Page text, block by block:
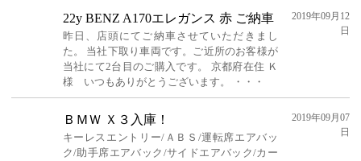
22y BENZ A170エレガンス 赤 ご納車
昨日、店頭にてご納車させていただきまし
た。 当社下取り車両です。ご近所のお客様が
当社にて2台目のご購入です。 京都府在住 Ｋ
様 いつもありがとうございます。 ・・・
2019年09月12
日
ＢＭＷ Ｘ３入庫！
キーレスエントリー/ＡＢＳ/運転席エアバッ
ク/助手席エアバック/サイドエアバック/カー
2019年09月07
日